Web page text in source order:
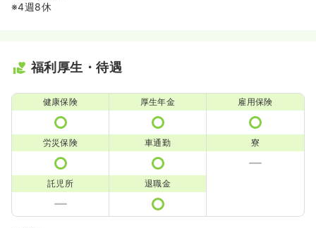
※4週8休
福利厚生・待遇
健康保険 厚生年金 雇用保険
労災保険 車通勤 寮
託児所 退職金